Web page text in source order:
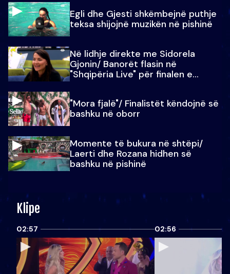
Egli dhe Gjesti shkëmbejnë puthje
teksa shijojnë muzikën në pishinë
Në lidhje direkte me Sidorela
Gjonin/ Banorët flasin në
"Shqipëria Live" për finalen e
"Mora fjalë"/ Finalistët këndojnë së
bashku në oborr
Momente të bukura në shtëpi/
Laerti dhe Rozana hidhen së
bashku në pishinë
Klipe
02:57 02:56